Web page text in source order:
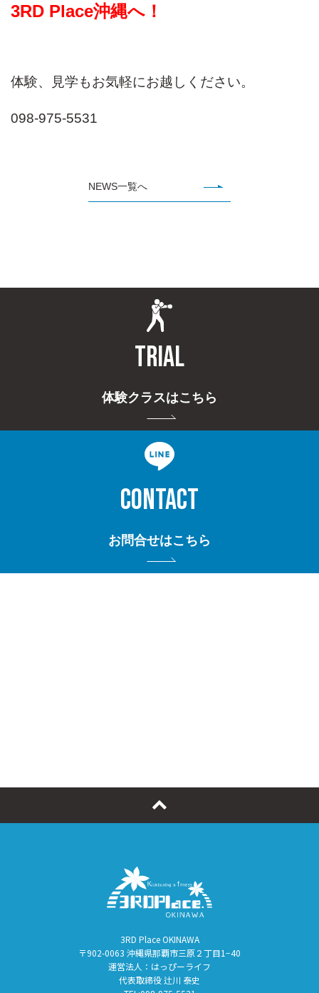
3RD Place沖縄へ！
体験、見学もお気軽にお越しください。
098-975-5531
NEWS一覧へ
TRIAL
体験クラスはこちら
CONTACT
お問合せはこちら
3RD Place OKINAWA
〒902-0063 沖縄県那覇市三原２丁目1−40
運営法人：はっぴーライフ
代表取締役 辻川 泰史